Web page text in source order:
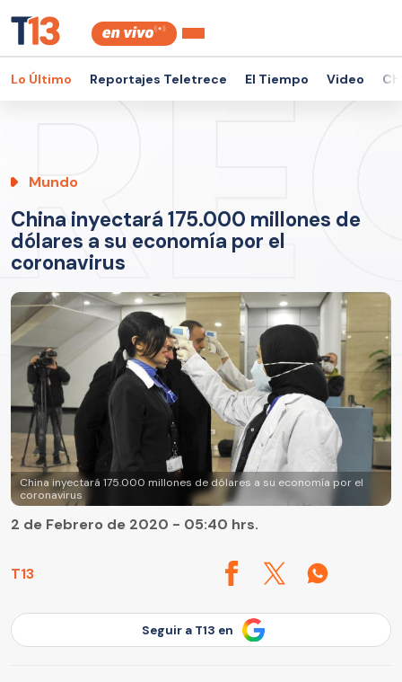
Lo Último Reportajes Teletrece El Tiempo Video
Mundo
China inyectará 175.000 millones de
dólares a su economía por el
coronavirus
China inyectará 175.000 millones de dólares a su economía por el
coronavirus
T13
2 de Febrero de 2020 - 05:40 hrs.
Seguir a T13 en